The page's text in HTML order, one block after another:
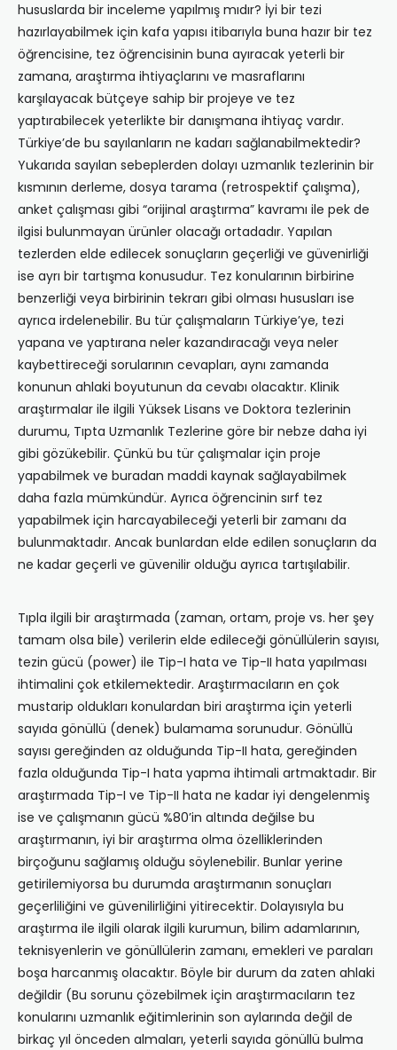
hususlarda bir inceleme yapılmış mıdır? İyi bir tezi
hazırlayabilmek için kafa yapısı itibarıyla buna hazır bir tez
öğrencisine, tez öğrencisinin buna ayıracak yeterli bir
zamana, araştırma ihtiyaçlarını ve masraflarını
karşılayacak bütçeye sahip bir projeye ve tez
yaptırabilecek yeterlikte bir danışmana ihtiyaç vardır.
Türkiye’de bu sayılanların ne kadarı sağlanabilmektedir?
Yukarıda sayılan sebeplerden dolayı uzmanlık tezlerinin bir
kısmının derleme, dosya tarama (retrospektif çalışma),
anket çalışması gibi “orijinal araştırma” kavramı ile pek de
ilgisi bulunmayan ürünler olacağı ortadadır. Yapılan
tezlerden elde edilecek sonuçların geçerliği ve güvenirliği
ise ayrı bir tartışma konusudur. Tez konularının birbirine
benzerliği veya birbirinin tekrarı gibi olması hususları ise
ayrıca irdelenebilir. Bu tür çalışmaların Türkiye’ye, tezi
yapana ve yaptırana neler kazandıracağı veya neler
kaybettireceği sorularının cevapları, aynı zamanda
konunun ahlaki boyutunun da cevabı olacaktır. Klinik
araştırmalar ile ilgili Yüksek Lisans ve Doktora tezlerinin
durumu, Tıpta Uzmanlık Tezlerine göre bir nebze daha iyi
gibi gözükebilir. Çünkü bu tür çalışmalar için proje
yapabilmek ve buradan maddi kaynak sağlayabilmek
daha fazla mümkündür. Ayrıca öğrencinin sırf tez
yapabilmek için harcayabileceği yeterli bir zamanı da
bulunmaktadır. Ancak bunlardan elde edilen sonuçların da
ne kadar geçerli ve güvenilir olduğu ayrıca tartışılabilir.
Tıpla ilgili bir araştırmada (zaman, ortam, proje vs. her şey
tamam olsa bile) verilerin elde edileceği gönüllülerin sayısı,
tezin gücü (power) ile Tip-I hata ve Tip-II hata yapılması
ihtimalini çok etkilemektedir. Araştırmacıların en çok
mustarip oldukları konulardan biri araştırma için yeterli
sayıda gönüllü (denek) bulamama sorunudur. Gönüllü
sayısı gereğinden az olduğunda Tip-II hata, gereğinden
fazla olduğunda Tip-I hata yapma ihtimali artmaktadır. Bir
araştırmada Tip-I ve Tip-II hata ne kadar iyi dengelenmiş
ise ve çalışmanın gücü %80’in altında değilse bu
araştırmanın, iyi bir araştırma olma özelliklerinden
birçoğunu sağlamış olduğu söylenebilir. Bunlar yerine
getirilemiyorsa bu durumda araştırmanın sonuçları
geçerliliğini ve güvenilirliğini yitirecektir. Dolayısıyla bu
araştırma ile ilgili olarak ilgili kurumun, bilim adamlarının,
teknisyenlerin ve gönüllülerin zamanı, emekleri ve paraları
boşa harcanmış olacaktır. Böyle bir durum da zaten ahlaki
değildir (Bu sorunu çözebilmek için araştırmacıların tez
konularını uzmanlık eğitimlerinin son aylarında değil de
birkaç yıl önceden almaları, yeterli sayıda gönüllü bulma